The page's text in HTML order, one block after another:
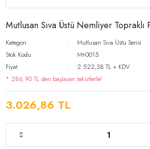
Mutlusan Sıva Üstü Nemliyer Topraklı
Kategori
Mutlusan Sıva Üstü Serisi
Stok Kodu
Mt-0015
Fiyat
2.522,38 TL + KDV
* 286,90 TL den başlayan taksitlerle!
3.026,86 TL